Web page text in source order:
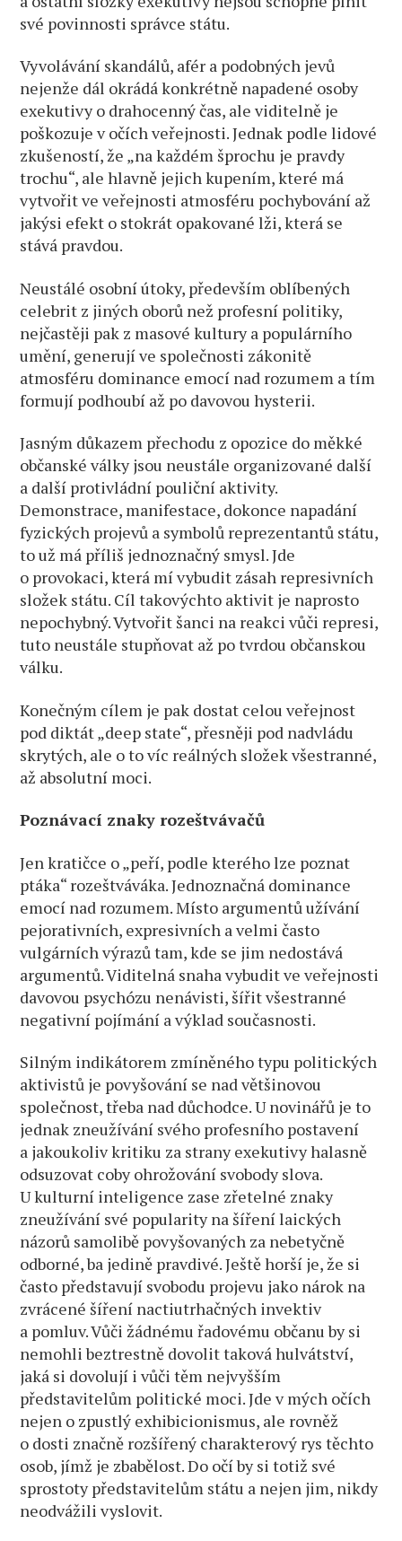
své povinnosti správce státu.
Vyvolávání skandálů, afér a podobných jevů
nejenže dál okrádá konkrétně napadené osoby
exekutivy o drahocenný čas, ale viditelně je
poškozuje v očích veřejnosti. Jednak podle lidové
zkušeností, že „na každém šprochu je pravdy
trochu“, ale hlavně jejich kupením, které má
vytvořit ve veřejnosti atmosféru pochybování až
jakýsi efekt o stokrát opakované lži, která se
stává pravdou.
Neustálé osobní útoky, především oblíbených
celebrit z jiných oborů než profesní politiky,
nejčastěji pak z masové kultury a populárního
umění, generují ve společnosti zákonitě
atmosféru dominance emocí nad rozumem a tím
formují podhoubí až po davovou hysterii.
Jasným důkazem přechodu z opozice do měkké
občanské války jsou neustále organizované další
a další protivládní pouliční aktivity.
Demonstrace, manifestace, dokonce napadání
fyzických projevů a symbolů reprezentantů státu,
to už má příliš jednoznačný smysl. Jde
o provokaci, která mí vybudit zásah represivních
složek státu. Cíl takovýchto aktivit je naprosto
nepochybný. Vytvořit šanci na reakci vůči represi,
tuto neustále stupňovat až po tvrdou občanskou
válku.
Konečným cílem je pak dostat celou veřejnost
pod diktát „deep state“, přesněji pod nadvládu
skrytých, ale o to víc reálných složek všestranné,
až absolutní moci.
Poznávací znaky rozeštvávačů
Jen kratičce o „peří, podle kterého lze poznat
ptáka“ rozeštváváka. Jednoznačná dominance
emocí nad rozumem. Místo argumentů užívání
pejorativních, expresivních a velmi často
vulgárních výrazů tam, kde se jim nedostává
argumentů. Viditelná snaha vybudit ve veřejnosti
davovou psychózu nenávisti, šířit všestranné
negativní pojímání a výklad současnosti.
Silným indikátorem zmíněného typu politických
aktivistů je povyšování se nad většinovou
společnost, třeba nad důchodce. U novinářů je to
jednak zneužívání svého profesního postavení
a jakoukoliv kritiku za strany exekutivy halasně
odsuzovat coby ohrožování svobody slova.
U kulturní inteligence zase zřetelné znaky
zneužívání své popularity na šíření laických
názorů samolibě povyšovaných za nebetyčně
odborné, ba jedině pravdivé. Ještě horší je, že si
často představují svobodu projevu jako nárok na
zvrácené šíření nactiutrhačných invektiv
a pomluv. Vůči žádnému řadovému občanu by si
nemohli beztrestně dovolit taková hulvátství,
jaká si dovolují i vůči těm nejvyšším
představitelům politické moci. Jde v mých očích
nejen o zpustlý exhibicionismus, ale rovněž
o dosti značně rozšířený charakterový rys těchto
osob, jímž je zbabělost. Do očí by si totiž své
sprostoty představitelům státu a nejen jim, nikdy
neodvážili vyslovit.